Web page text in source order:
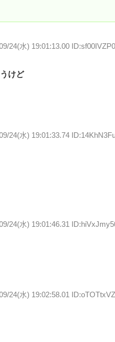
24(水) 19:01:13.00 ID:sf00IVZP0
けど
24(水) 19:01:33.74
24(水) 19:01:46.31
24(水) 19:02:58.01